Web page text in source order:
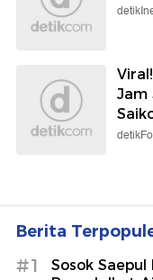
Jam
Berita
#1
Sosok